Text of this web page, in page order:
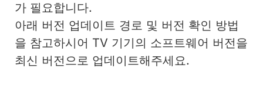
가 필요합니다.
아래 버전 업데이트 경로 및 버전 확인 방법
을 참고하시어 TV 기기의 소프트웨어 버전을
최신 버전으로 업데이트해주세요.